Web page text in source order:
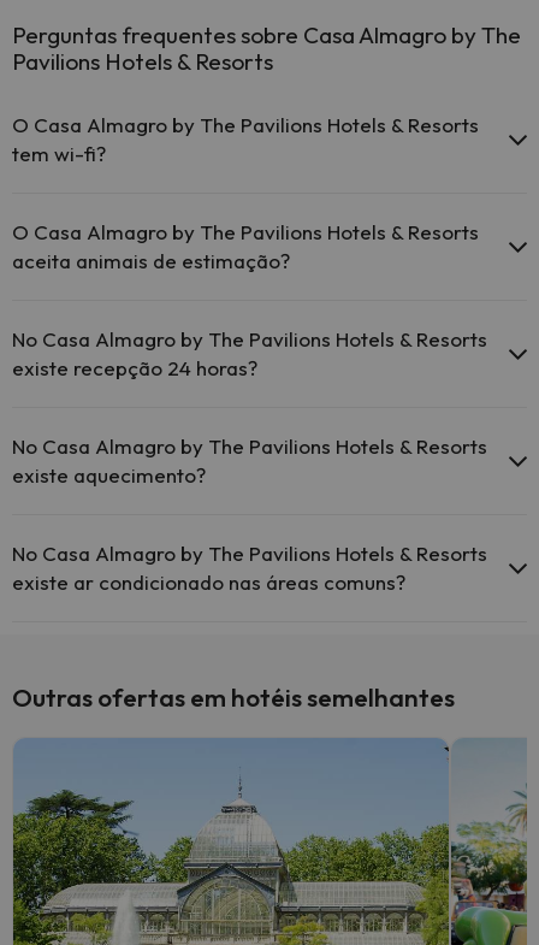
Perguntas frequentes sobre Casa Almagro by The
Pavilions Hotels & Resorts
O Casa Almagro by The Pavilions Hotels & Resorts
tem wi-fi?
wi-fi gratuito em todo o alojamento.
O Casa Almagro by The Pavilions Hotels & Resorts dispõe de
wi-fi gratuito nas zonas comuns.
O Casa Almagro by The Pavilions Hotels & Resorts
aceita animais de estimação?
animais de estimação.
No Casa Almagro by The Pavilions Hotels & Resorts
existe recepção 24 horas?
recepção 24 horas.
No Casa Almagro by The Pavilions Hotels & Resorts
existe aquecimento?
aquecimento nas áreas comuns.
No Casa Almagro by The Pavilions Hotels & Resorts
existe ar condicionado nas áreas comuns?
Outras ofertas em hotéis semelhantes